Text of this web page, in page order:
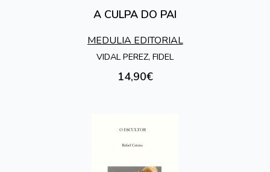
A CULPA DO PAI
MEDULIA EDITORIAL
VIDAL PEREZ, FIDEL
14,90€